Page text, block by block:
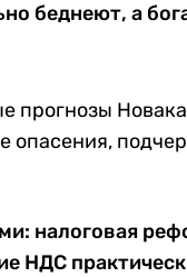
беднеют, а
прогнозы
опасения,
налоговая
НДС